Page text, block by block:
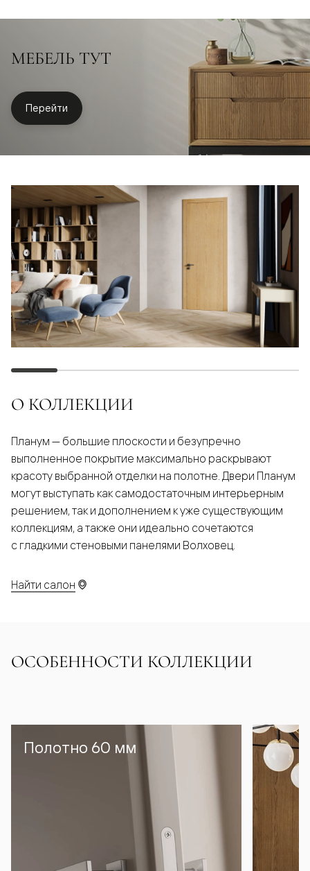
МЕБЕЛЬ ТУТ
Перейти
О КОЛЛЕКЦИИ
Планум — большие плоскости и безупречно
выполненное покрытие максимально раскрывают
красоту выбранной отделки на полотне. Двери Планум
могут выступать как самодостаточным интерьерным
решением, так и дополнением к уже существующим
коллекциям, а также они идеально сочетаются
с гладкими стеновыми панелями Волховец.
Найти салон
ОСОБЕННОСТИ КОЛЛЕКЦИИ
Полотно 60 мм